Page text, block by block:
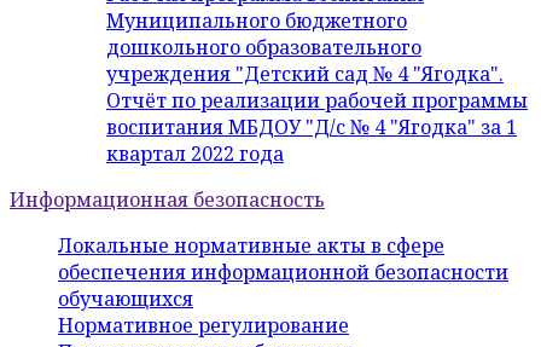
Муниципального бюджетного
дошкольного образовательного
учреждения "Детский сад № 4 "Ягодка".
Отчёт по реализации рабочей программы
воспитания МБДОУ "Д/с № 4 "Ягодка" за 1
квартал 2022 года
Информационная безопасность
Локальные нормативные акты в сфере
обеспечения информационной безопасности
обучающихся
Нормативное регулирование